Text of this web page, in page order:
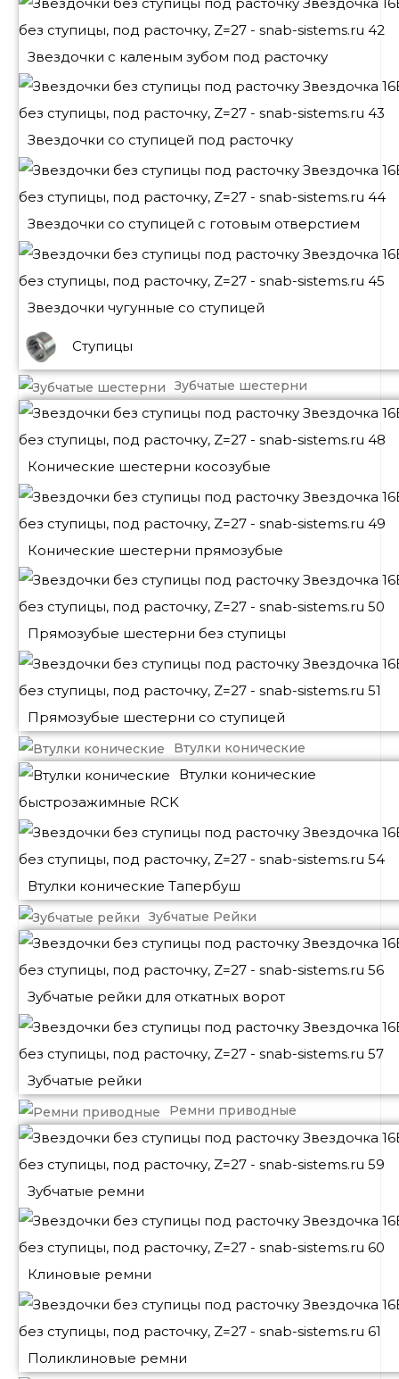
Звездочки с каленым зубом под расточку
Звездочки со ступицей под расточку
Звездочки со ступицей с готовым отверстием
Звездочки чугунные со ступицей
Ступицы
Зубчатые шестерни
Конические шестерни косозубые
Конические шестерни прямозубые
Прямозубые шестерни без ступицы
Прямозубые шестерни со ступицей
Втулки конические
Втулки конические
быстрозажимные RCK
Втулки конические Тапербуш
Зубчатые Рейки
Зубчатые рейки для откатных ворот
Зубчатые рейки
Ремни приводные
Зубчатые ремни
Клиновые ремни
Поликлиновые ремни